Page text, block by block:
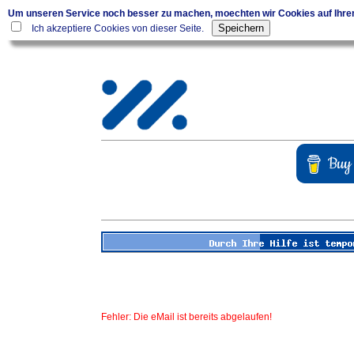
Um unseren Service noch besser zu machen, moechten wir Cookies auf
Ich akzeptiere Cookies von dieser Seite.
Fehler: Die eMail ist bereits abgelaufen!